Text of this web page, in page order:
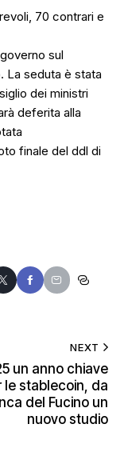
70 contrari e
sul
La seduta è stata
dei ministri
deferita alla
finale del ddl di
NEXT
un anno chiave
le stablecoin, da
del Fucino un
nuovo studio